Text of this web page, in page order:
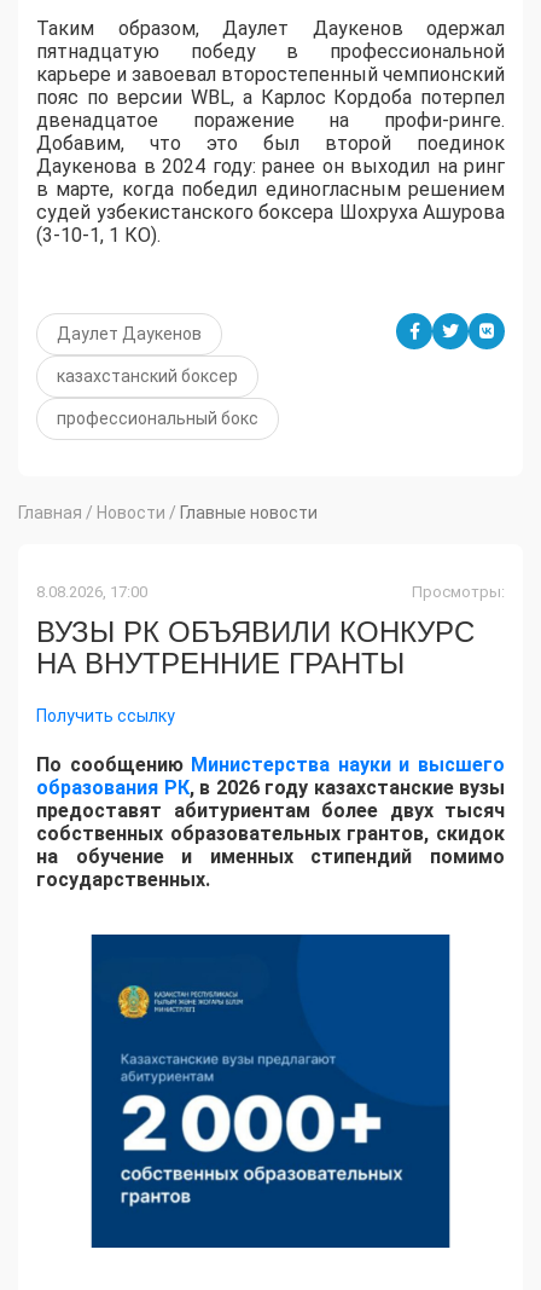
Таким образом, Даулет Даукенов одержал
пятнадцатую победу в профессиональной
карьере и завоевал второстепенный чемпионский
пояс по версии WBL, а Карлос Кордоба потерпел
двенадцатое поражение на профи-ринге.
Добавим, что это был второй поединок
Даукенова в 2024 году: ранее он выходил на ринг
в марте, когда победил единогласным решением
судей узбекистанского боксера Шохруха Ашурова
(3-10-1, 1 КО).
Даулет Даукенов
казахстанский боксер
профессиональный бокс
Главная / Новости / Главные новости
8.08.2026, 17:00 Просмотры:
ВУЗЫ РК ОБЪЯВИЛИ КОНКУРС
НА ВНУТРЕННИЕ ГРАНТЫ
Получить ссылку
По сообщению Министерства науки и высшего
образования РК, в 2026 году казахстанские вузы
предоставят абитуриентам более двух тысяч
собственных образовательных грантов, скидок
на обучение и именных стипендий помимо
государственных.